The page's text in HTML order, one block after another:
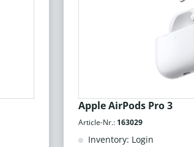
Apple AirPods Pro 3
Article-Nr.: 163029
Inventory: Login